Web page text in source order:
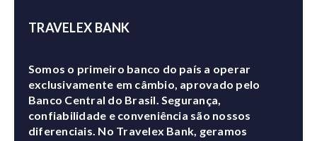
TRAVELEX BANK
Somos o primeiro banco do país a operar
exclusivamente em câmbio, aprovado pelo
Banco Central do Brasil. Segurança,
confiabilidade e conveniência são nossos
diferenciais. No Travelex Bank, geramos